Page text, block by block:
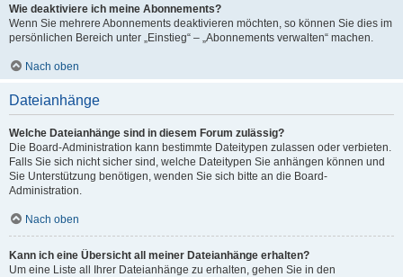
Wie deaktiviere ich meine Abonnements?
Wenn Sie mehrere Abonnements deaktivieren möchten, so können Sie dies im
persönlichen Bereich unter „Einstieg“ – „Abonnements verwalten“ machen.
Nach oben
Dateianhänge
Welche Dateianhänge sind in diesem Forum zulässig?
Die Board-Administration kann bestimmte Dateitypen zulassen oder verbieten.
Falls Sie sich nicht sicher sind, welche Dateitypen Sie anhängen können und
Sie Unterstützung benötigen, wenden Sie sich bitte an die Board-
Administration.
Nach oben
Kann ich eine Übersicht all meiner Dateianhänge erhalten?
Um eine Liste all Ihrer Dateianhänge zu erhalten, gehen Sie in den